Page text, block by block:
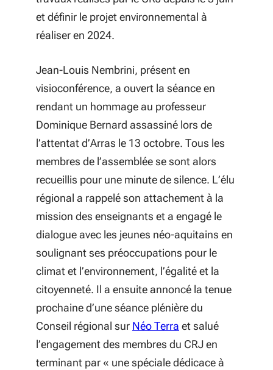
et définir le projet environnemental à
réaliser en 2024.
Jean-Louis Nembrini, présent en
visioconférence, a ouvert la séance en
rendant un hommage au professeur
Dominique Bernard assassiné lors de
l’attentat d’Arras le 13 octobre. Tous les
membres de l’assemblée se sont alors
recueillis pour une minute de silence. L’élu
régional a rappelé son attachement à la
mission des enseignants et a engagé le
dialogue avec les jeunes néo-aquitains en
soulignant ses préoccupations pour le
climat et l’environnement, l’égalité et la
citoyenneté. Il a ensuite annoncé la tenue
prochaine d’une séance plénière du
Conseil régional sur Néo Terra (S'ouvre dans une
et salué
l’engagement des membres du CRJ en
terminant par « une spéciale dédicace à